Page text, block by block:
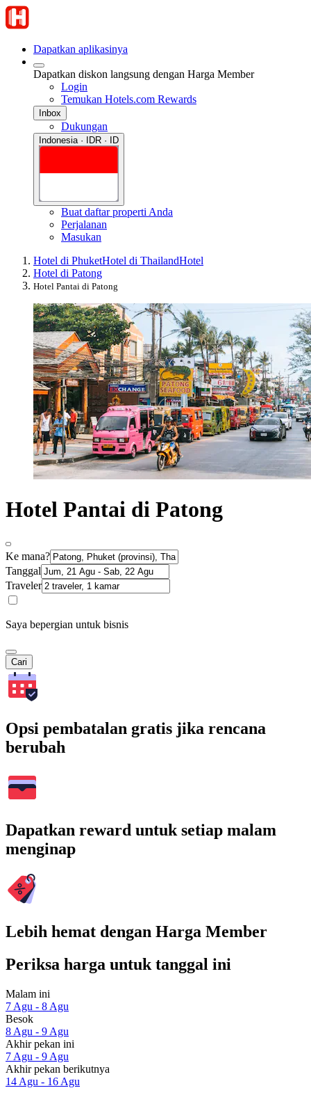
Dapatkan aplikasinya
Dapatkan diskon langsung dengan Harga Member
Login
Temukan Hotels.com Rewards
Inbox
Dukungan
Indonesia · IDR · ID
Buat daftar properti Anda
Perjalanan
Masukan
Hotel di PhuketHotel di ThailandHotel
Hotel di Patong
Hotel Pantai di Patong
Hotel Pantai di Patong
Ke mana?
Tanggal
Traveler
Saya bepergian untuk bisnis
Cari
Opsi pembatalan gratis jika rencana
berubah
Dapatkan reward untuk setiap malam
menginap
Lebih hemat dengan Harga Member
Periksa harga untuk tanggal ini
Malam ini
7 Agu - 8 Agu
Besok
8 Agu - 9 Agu
Akhir pekan ini
7 Agu - 9 Agu
Akhir pekan berikutnya
14 Agu - 16 Agu